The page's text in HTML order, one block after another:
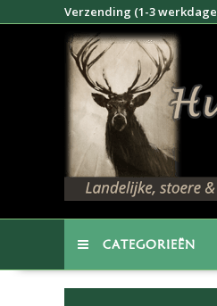
naar
Verzending (1-3
CATEGORIEËN